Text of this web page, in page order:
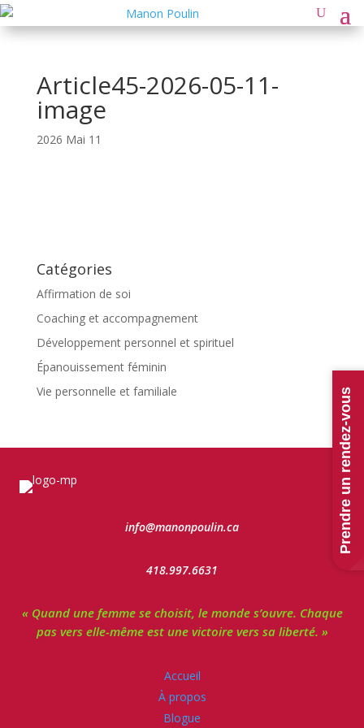
Article45-2026-05-11-
image
2026 Mai 11
Catégories
Affirmation de soi
Coaching et accompagnement
Développement personnel et spirituel
Épanouissement féminin
Vie personnelle et familiale
info@manonpoulin.ca
418.997.6631
« Quand une femme se choisit, le monde s’ouvre. Chaque
pas vers elle-même est une victoire vers sa liberté. »
Accueil
À propos
Blogue
Prendre un rendez-vous